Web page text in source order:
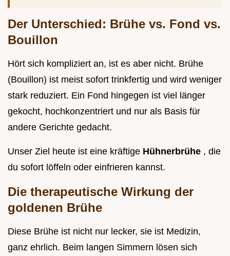
Der Unterschied: Brühe vs. Fond vs.
Bouillon
Hört sich kompliziert an, ist es aber nicht. Brühe
(Bouillon) ist meist sofort trinkfertig und wird weniger
stark reduziert. Ein Fond hingegen ist viel länger
gekocht, hochkonzentriert und nur als Basis für
andere Gerichte gedacht.
Unser Ziel heute ist eine kräftige Hühnerbrühe , die
du sofort löffeln oder einfrieren kannst.
Die therapeutische Wirkung der
goldenen Brühe
Diese Brühe ist nicht nur lecker, sie ist Medizin,
ganz ehrlich. Beim langen Simmern lösen sich